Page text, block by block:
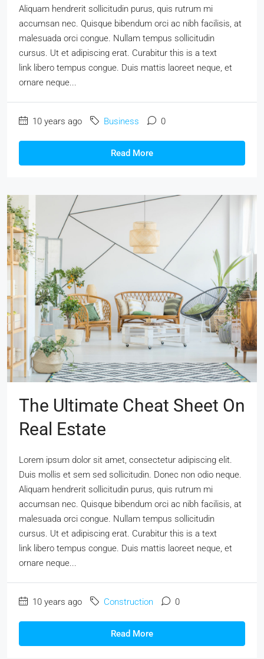
Aliquam hendrerit sollicitudin purus, quis rutrum mi
accumsan nec. Quisque bibendum orci ac nibh facilisis, at
malesuada orci congue. Nullam tempus sollicitudin
cursus. Ut et adipiscing erat. Curabitur this is a text
link libero tempus congue. Duis mattis laoreet neque, et
ornare neque...
10 years ago Business 0
Read More
The Ultimate Cheat Sheet On
Real Estate
Lorem ipsum dolor sit amet, consectetur adipiscing elit.
Duis mollis et sem sed sollicitudin. Donec non odio neque.
Aliquam hendrerit sollicitudin purus, quis rutrum mi
accumsan nec. Quisque bibendum orci ac nibh facilisis, at
malesuada orci congue. Nullam tempus sollicitudin
cursus. Ut et adipiscing erat. Curabitur this is a text
link libero tempus congue. Duis mattis laoreet neque, et
ornare neque...
10 years ago Construction 0
Read More